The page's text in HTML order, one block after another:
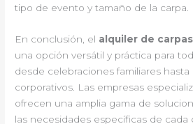
tipo de evento y tamaño de la carpa.
En conclusión, el alquiler de
una opción versátil y práctica para
desde celebraciones familiares
corporativos. Las empresas
ofrecen una amplia gama de
las necesidades específicas de cada